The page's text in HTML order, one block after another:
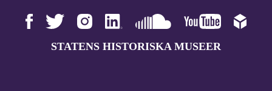
STATENS HISTORISKA MUSEER